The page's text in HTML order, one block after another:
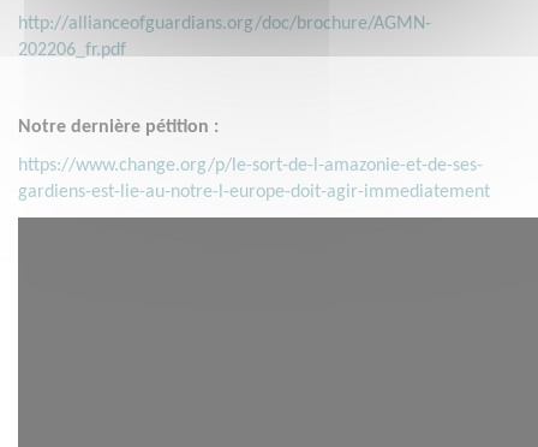
http://allianceofguardians.org/doc/brochure/AGMN-
202206_fr.pdf
Notre dernière pétition :
https://www.change.org/p/le-sort-de-l-amazonie-et-de-ses-
gardiens-est-lie-au-notre-l-europe-doit-agir-immediatement